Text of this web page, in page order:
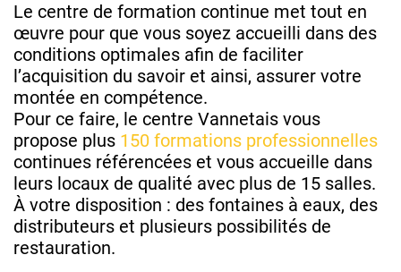
Le centre de formation continue met tout en
œuvre pour que vous soyez accueilli dans des
conditions optimales afin de faciliter
l’acquisition du savoir et ainsi, assurer votre
montée en compétence.
Pour ce faire, le centre Vannetais vous
propose plus 150 formations professionnelles
continues référencées et vous accueille dans
leurs locaux de qualité avec plus de 15 salles.
À votre disposition : des fontaines à eaux, des
distributeurs et plusieurs possibilités de
restauration.